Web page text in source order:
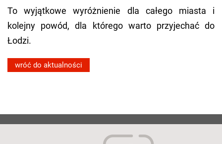
To wyjątkowe wyróżnienie dla całego miasta i
kolejny powód, dla którego warto przyjechać do
Łodzi.
wróć do aktualności